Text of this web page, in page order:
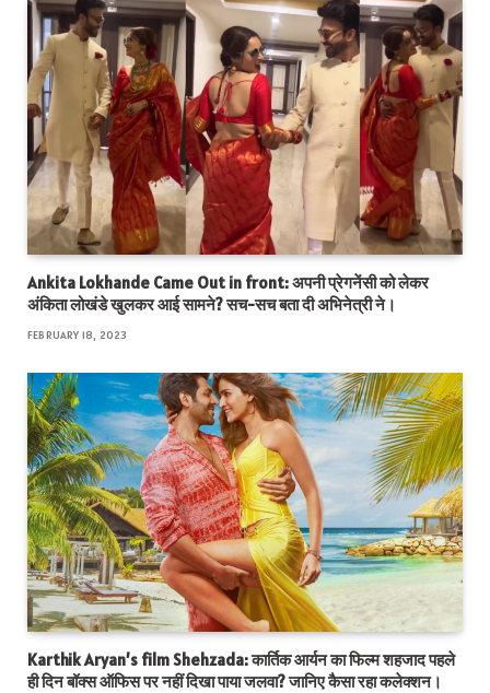
Ankita Lokhande Came Out in front: अपनी प्रेगनेंसी को लेकर
अंकिता लोखंडे खुलकर आई सामने? सच-सच बता दी अभिनेत्री ने।
FEBRUARY 18, 2023
Karthik Aryan’s film Shehzada: कार्तिक आर्यन का फिल्म शहजाद पहले
ही दिन बॉक्स ऑफिस पर नहीं दिखा पाया जलवा? जानिए कैसा रहा कलेक्शन।